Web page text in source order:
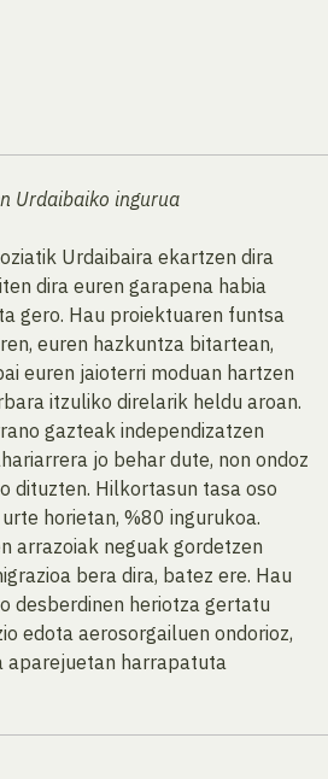
Urdaibaiko ingurua
Urdaibaira ekartzen dira
dira euren garapena habia
gero. Hau proiektuaren funtsa
euren hazkuntza bitartean,
euren jaioterri moduan hartzen
itzuliko direlarik heldu aroan.
gazteak independizatzen
jo behar dute, non ondoz
dituzten. Hilkortasun tasa oso
horietan, %80 ingurukoa.
arrazoiak neguak gordetzen
bera dira, batez ere. Hau
desberdinen heriotza gertatu
edota aerosorgailuen ondorioz,
aparejuetan harrapatuta